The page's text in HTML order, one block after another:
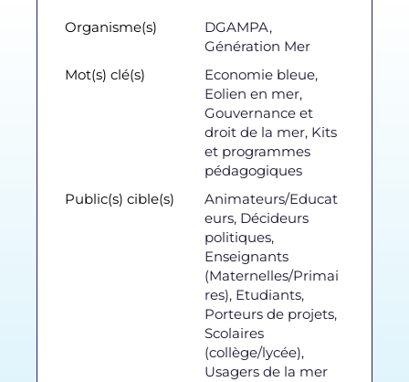
Organisme(s) DGAMPA,
Génération Mer
Mot(s) clé(s)
Economie bleue,
Eolien en mer,
Gouvernance et
droit de la mer, Kits
et programmes
pédagogiques
Public(s) cible(s)
Animateurs/Educat
eurs, Décideurs
politiques,
Enseignants
(Maternelles/Primai
res), Etudiants,
Porteurs de projets,
Scolaires
(collège/lycée),
Usagers de la mer